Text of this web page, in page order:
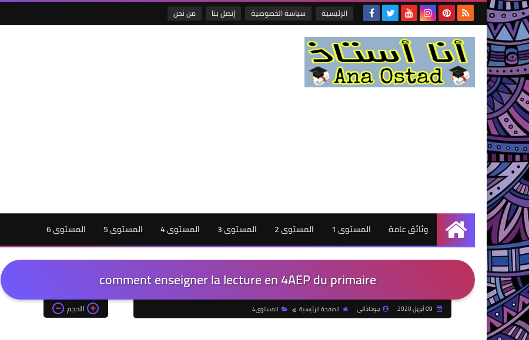
الرئيسية سياسة الخصوصية إتصل بنا من نحن
الرئيسية
وثائق عامة المستوى 1 المستوى 2 المستوى 3 المستوى 4 المستوى 5 المستوى 6
comment enseigner la lecture en 4AEP du primaire
جوذاذاتي الصفحة الرئيسية المستوى4 الحجم